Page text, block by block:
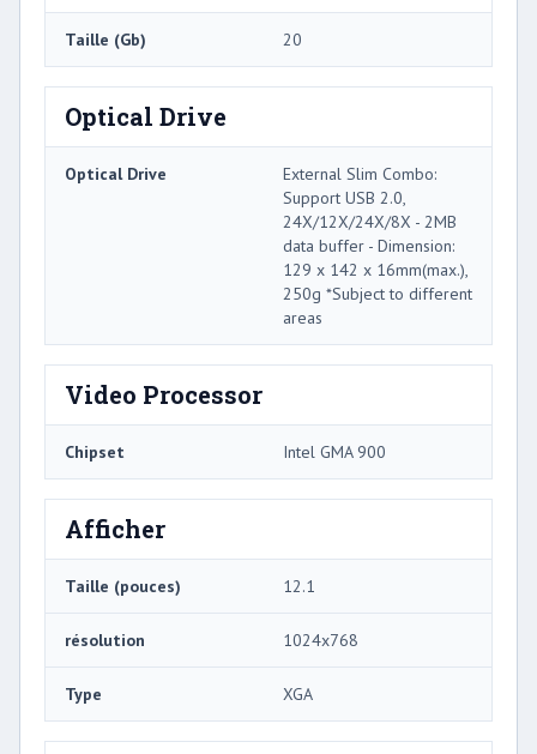
Taille (Gb) 20
Optical Drive
Optical Drive
External Slim Combo:
Support USB 2.0,
24X/12X/24X/8X - 2MB
data buffer - Dimension:
129 x 142 x 16mm(max.),
250g *Subject to different
areas
Video Processor
Chipset Intel GMA 900
Afficher
Taille (pouces) 12.1
résolution 1024x768
Type XGA